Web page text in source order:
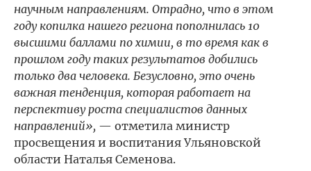
научным направлениям. Отрадно, что в этом
году копилка нашего региона пополнилась 10
высшими баллами по химии, в то время как в
прошлом году таких результатов добились
только два человека. Безусловно, это очень
важная тенденция, которая работает на
перспективу роста специалистов данных
направлений», — отметила министр
просвещения и воспитания Ульяновской
области Наталья Семенова.